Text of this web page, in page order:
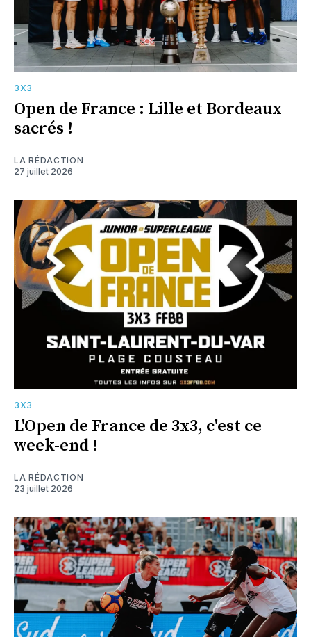
3X3
Open de France : Lille et Bordeaux
sacrés !
LA RÉDACTION
27 juillet 2026
3X3
L'Open de France de 3x3, c'est ce
week-end !
LA RÉDACTION
23 juillet 2026